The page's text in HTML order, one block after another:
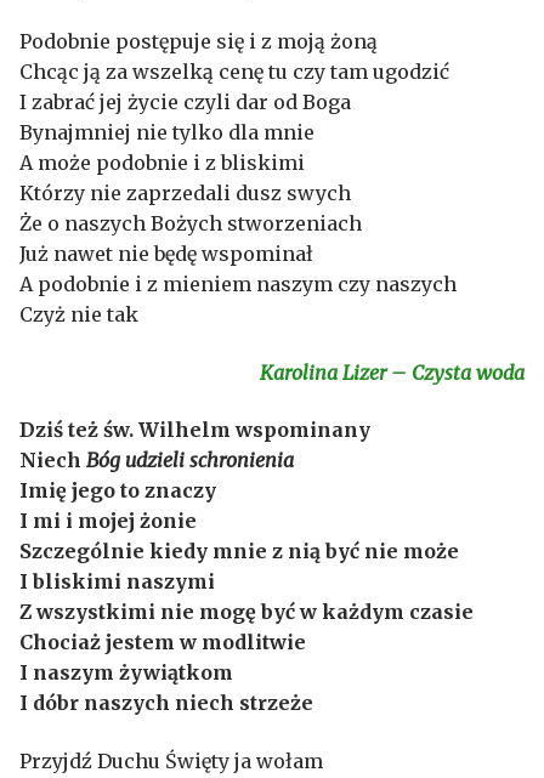
Podobnie postępuje się i z moją żoną
Chcąc ją za wszelką cenę tu czy tam ugodzić
I zabrać jej życie czyli dar od Boga
Bynajmniej nie tylko dla mnie
A może podobnie i z bliskimi
Którzy nie zaprzedali dusz swych
Że o naszych Bożych stworzeniach
Już nawet nie będę wspominał
A podobnie i z mieniem naszym czy naszych
Czyż nie tak
Karolina Lizer – Czysta woda
Dziś też św. Wilhelm wspominany
Niech Bóg udzieli schronienia
Imię jego to znaczy
I mi i mojej żonie
Szczególnie kiedy mnie z nią być nie może
I bliskimi naszymi
Z wszystkimi nie mogę być w każdym czasie
Chociaż jestem w modlitwie
I naszym żywiątkom
I dóbr naszych niech strzeże
Przyjdź Duchu Święty ja wołam